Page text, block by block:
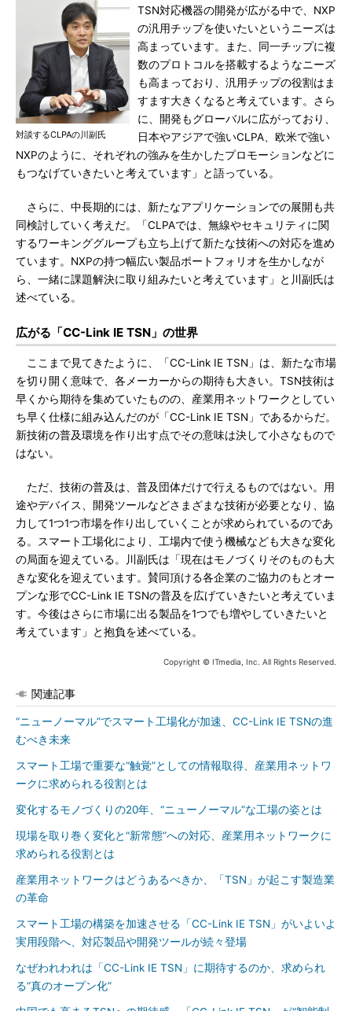
対談するCLPAの川副氏
TSN対応機器の開発が広がる中で、NXP
の汎用チップを使いたいというニーズは
高まっています。また、同一チップに複
数のプロトコルを搭載するようなニーズ
も高まっており、汎用チップの役割はま
すます大きくなると考えています。さら
に、開発もグローバルに広がっており、
日本やアジアで強いCLPA、欧米で強い
NXPのように、それぞれの強みを生かしたプロモーションなどに
もつなげていきたいと考えています」と語っている。
さらに、中長期的には、新たなアプリケーションでの展開も共
同検討していく考えだ。「CLPAでは、無線やセキュリティに関
するワーキンググループも立ち上げて新たな技術への対応を進め
ています。NXPの持つ幅広い製品ポートフォリオを生かしなが
ら、一緒に課題解決に取り組みたいと考えています」と川副氏は
述べている。
広がる「CC-Link IE TSN」の世界
ここまで見てきたように、「CC-Link IE TSN」は、新たな市場
を切り開く意味で、各メーカーからの期待も大きい。TSN技術は
早くから期待を集めていたものの、産業用ネットワークとしてい
ち早く仕様に組み込んだのが「CC-Link IE TSN」であるからだ。
新技術の普及環境を作り出す点でその意味は決して小さなもので
はない。
ただ、技術の普及は、普及団体だけで行えるものではない。用
途やデバイス、開発ツールなどさまざまな技術が必要となり、協
力して1つ1つ市場を作り出していくことが求められているのであ
る。スマート工場化により、工場内で使う機械なども大きな変化
の局面を迎えている。川副氏は「現在はモノづくりそのものも大
きな変化を迎えています。賛同頂ける各企業のご協力のもとオー
プンな形でCC-Link IE TSNの普及を広げていきたいと考えていま
す。今後はさらに市場に出る製品を1つでも増やしていきたいと
考えています」と抱負を述べている。
Copyright © ITmedia, Inc. All Rights Reserved.
関連記事
“ニューノーマル”でスマート工場化が加速、CC-Link IE TSNの進
むべき未来
スマート工場で重要な“触覚”としての情報取得、産業用ネットワ
ークに求められる役割とは
変化するモノづくりの20年、“ニューノーマル”な工場の姿とは
現場を取り巻く変化と“新常態”への対応、産業用ネットワークに
求められる役割とは
産業用ネットワークはどうあるべきか、「TSN」が起こす製造業
の革命
スマート工場の構築を加速させる「CC-Link IE TSN」がいよいよ
実用段階へ、対応製品や開発ツールが続々登場
なぜわれわれは「CC-Link IE TSN」に期待するのか、求められ
る“真のオープン化”